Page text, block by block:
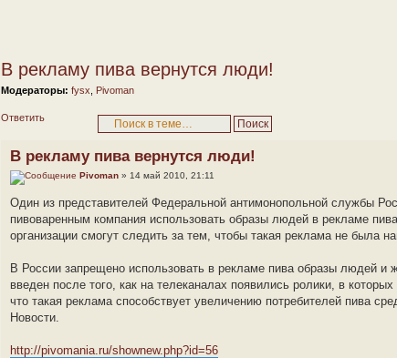
В рекламу пива вернутся люди!
Модераторы: fysx Pivoman
Ответить
В рекламу пива вернутся люди!
Pivoman » 14 май 2010, 21:11
Один из представителей Федеральной антимонопольной службы
пивоваренным компания использовать образы людей в рекламе
организации смогут следить за тем, чтобы такая реклама не была
В России запрещено использовать в рекламе пива образы людей и
введен после того, как на телеканалах появились ролики, в
что такая реклама способствует увеличению потребителей пива
Новости.
http://pivomania.ru/shownew.php?id=56